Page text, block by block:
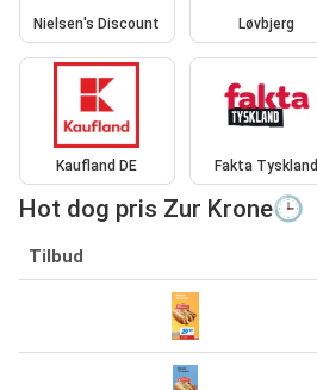
Nielsen's Discount Løvbjerg
Kaufland DE Fakta Tyskland
Hot dog pris Zur Krone🕒
Tilbud